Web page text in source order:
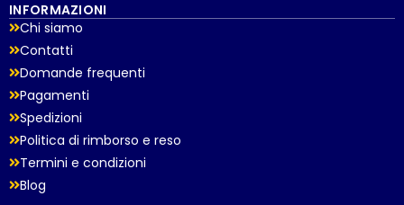
INFORMAZIONI
Chi siamo
Contatti
Domande frequenti
Pagamenti
Spedizioni
Politica di rimborso e reso
Termini e condizioni
Blog